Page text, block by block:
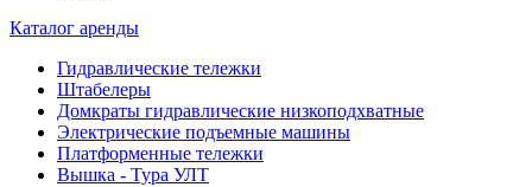
Каталог аренды
Гидравлические тележки
Штабелеры
Домкраты гидравлические низкоподхватные
Электрические подъемные машины
Платформенные тележки
Вышка - Тура УЛТ